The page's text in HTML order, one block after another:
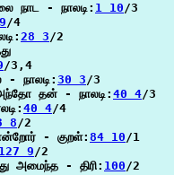
நாட - நாலடி: 1 10/3
/4
28 3/2
/3,4
நாலடி:30 3/3
தன் - நாலடி: 40 4/3
40 4/4
8/2
- குறள்: 84 10/1
127 9/2
அமைந்த - திரி: 100/2